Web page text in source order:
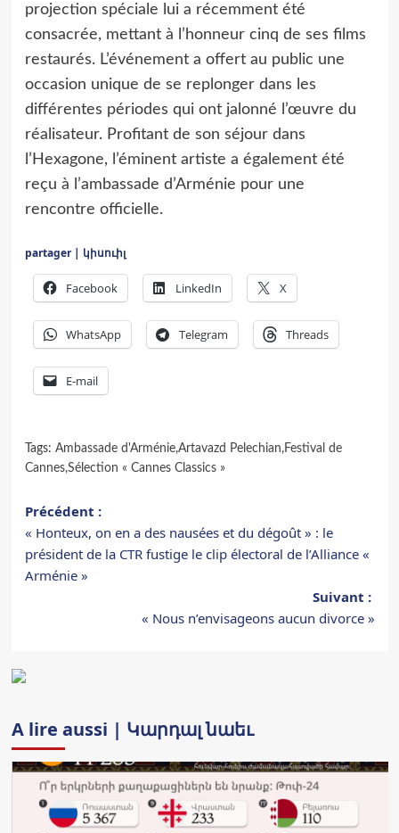
projection spéciale lui a récemment été
consacrée, mettant à l’honneur cinq de ses films
restaurés. L’événement a offert au public une
occasion unique de se replonger dans les
différentes périodes qui ont jalonné l’œuvre du
réalisateur. Profitant de son séjour dans
l’Hexagone, l’éminent artiste a également été
reçu à l’ambassade d’Arménie pour une
rencontre officielle.
partager | կիսուիլ
Facebook LinkedIn X
WhatsApp Telegram Threads
E-mail
Tags: Ambassade d'Arménie,Artavazd Pelechian,Festival de
Cannes,Sélection « Cannes Classics »
Navigation
d’article
Précédent :
« Honteux, on en a des nausées et du dégoût » : le
président de la CTR fustige le clip électoral de l’Alliance «
Arménie »
Suivant :
« Nous n’envisageons aucun divorce »
A lire aussi | Կարդալ նաեւ